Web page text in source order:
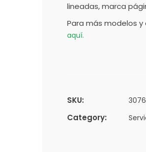
lineadas, marca
Para más modelos
aquí.
SKU: 3076
Category: